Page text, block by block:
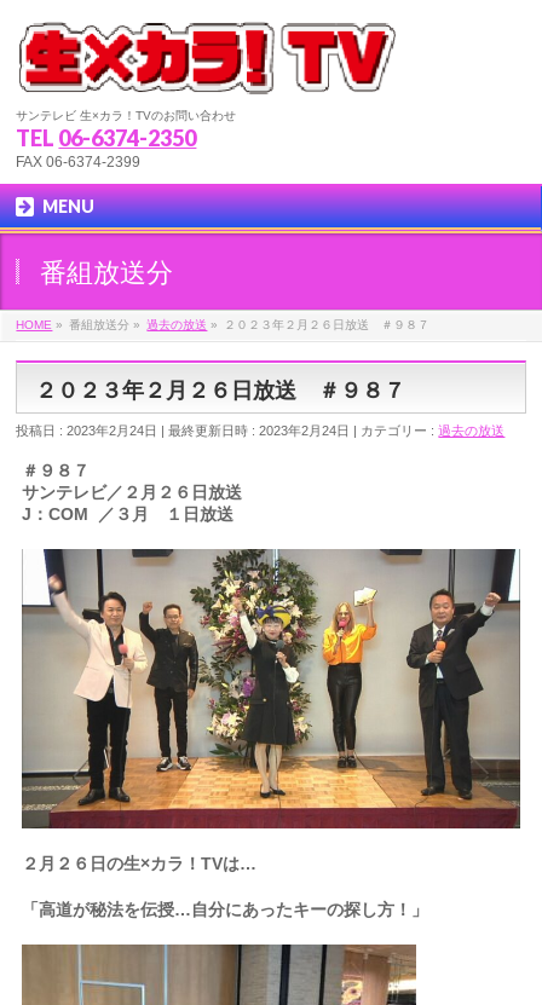
サンテレビ 生×カラ！TVのお問い合わせ
TEL 06-6374-2350
FAX 06-6374-2399
MENU
番組放送分
HOME » 番組放送分 » 過去の放送 » ２０２３年２月２６日放送 ＃９８７
２０２３年２月２６日放送 ＃９８７
投稿日 : 2023年2月24日 最終更新日時 : 2023年2月24日 カテゴリー :過去の放送
＃９８７
サンテレビ／２月２６日放送
J：COM ／３月 １日放送
２月２６日の生×カラ！TVは…
「高道が秘法を伝授…自分にあったキーの探し方！」